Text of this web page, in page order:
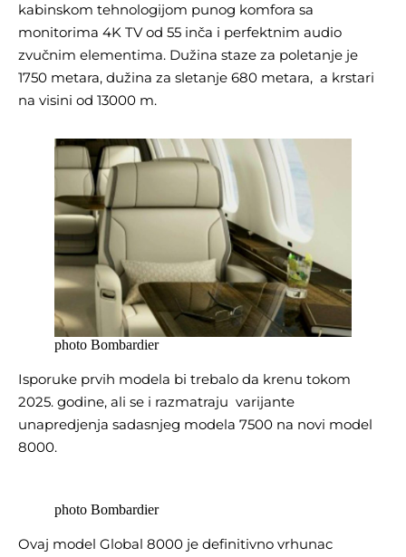
kabinskom tehnologijom punog komfora sa
monitorima 4K TV od 55 inča i perfektnim audio
zvučnim elementima. Dužina staze za poletanje je
1750 metara, dužina za sletanje 680 metara, a krstari
na visini od 13000 m.
photo Bombardier
Isporuke prvih modela bi trebalo da krenu tokom
2025. godine, ali se i razmatraju varijante
unapredjenja sadasnjeg modela 7500 na novi model
8000.
photo Bombardier
Ovaj model Global 8000 je definitivno vrhunac